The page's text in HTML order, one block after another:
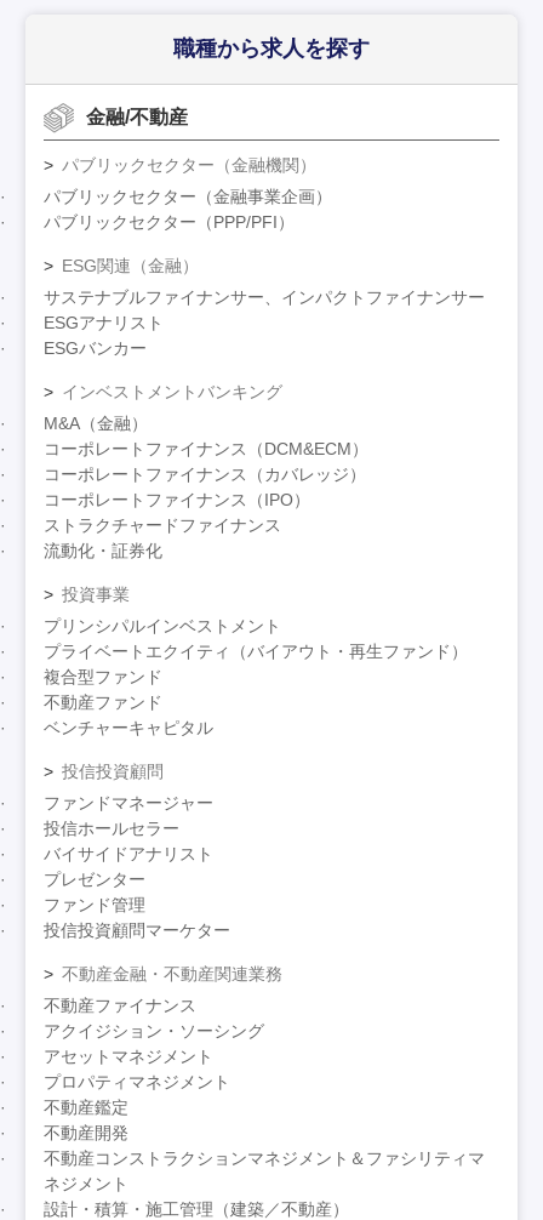
職種から求人を探す
金融/不動産
パブリックセクター（金融機関）
パブリックセクター（金融事業企画）
パブリックセクター（PPP/PFI）
ESG関連（金融）
サステナブルファイナンサー、インパクトファイナンサー
ESGアナリスト
ESGバンカー
インベストメントバンキング
M&A（金融）
コーポレートファイナンス（DCM&ECM）
コーポレートファイナンス（カバレッジ）
コーポレートファイナンス（IPO）
ストラクチャードファイナンス
流動化・証券化
投資事業
プリンシパルインベストメント
プライベートエクイティ（バイアウト・再生ファンド）
複合型ファンド
不動産ファンド
ベンチャーキャピタル
投信投資顧問
ファンドマネージャー
投信ホールセラー
バイサイドアナリスト
プレゼンター
ファンド管理
投信投資顧問マーケター
不動産金融・不動産関連業務
不動産ファイナンス
アクイジション・ソーシング
アセットマネジメント
プロパティマネジメント
不動産鑑定
不動産開発
不動産コンストラクションマネジメント＆ファシリティマ
ネジメント
設計・積算・施工管理（建築／不動産）